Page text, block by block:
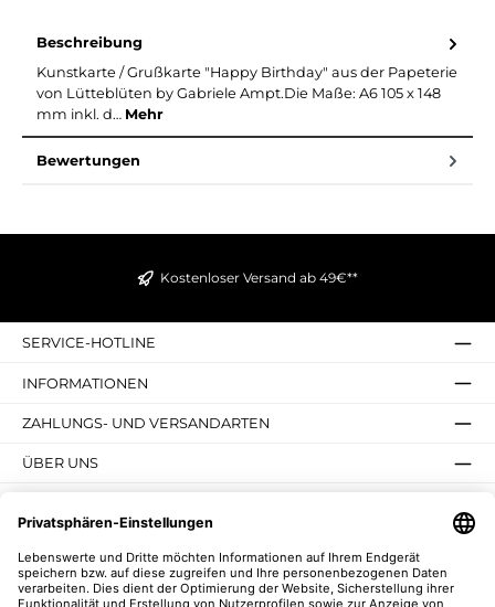
Beschreibung
Kunstkarte / Grußkarte "Happy Birthday" aus der Papeterie
von Lütteblüten by Gabriele Ampt.Die Maße: A6 105 x 148
mm inkl. d… Mehr
Bewertungen
Kostenloser Versand ab 49€**
SERVICE-HOTLINE
INFORMATIONEN
ZAHLUNGS- UND VERSANDARTEN
ÜBER UNS
NEWSLETTER